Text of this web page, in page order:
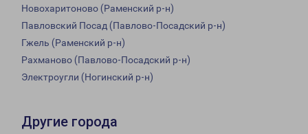
Новохаритоново (Раменский р-н)
Павловский Посад (Павлово-Посадский р-н)
Гжель (Раменский р-н)
Рахманово (Павлово-Посадский р-н)
Электроугли (Ногинский р-н)
Другие города